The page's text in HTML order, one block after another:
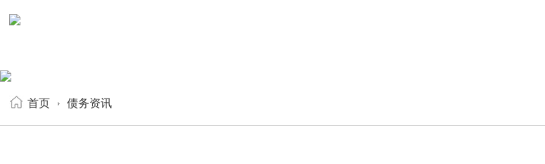
首页 债务资讯